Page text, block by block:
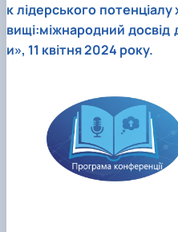
к лідерського
вищі:міжнародний
и», 11 квітня 2024 року.